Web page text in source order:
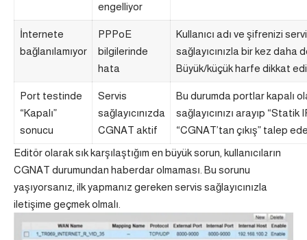
engelliyor
İnternete
bağlanılamıyor
PPPoE
bilgilerinde
hata
Kullanıcı adı ve şifrenizi
sağlayıcınızla bir kez daha
Büyük/küçük harfe dikkat
Port testinde
“Kapalı”
sonucu
Servis
sağlayıcınızda
CGNAT aktif
Bu durumda portlar kapalı
sağlayıcınızı arayıp “Statik
“CGNAT’tan çıkış” talep
Editör olarak sık karşılaştığım en büyük sorun, kullanıcıların
CGNAT durumundan haberdar olmaması. Bu sorunu
yaşıyorsanız, ilk yapmanız gereken servis sağlayıcınızla
iletişime geçmek olmalı.